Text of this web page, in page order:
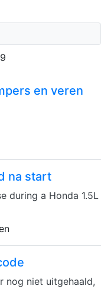
en veren
na start
during a Honda 1.5L
nog niet uitgehaald,